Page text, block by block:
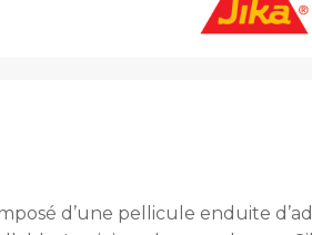
d’une pellicule enduite